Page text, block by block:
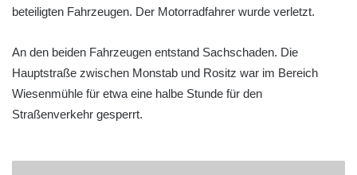
beteiligten Fahrzeugen. Der Motorradfahrer wurde verletzt.
An den beiden Fahrzeugen entstand Sachschaden. Die
Hauptstraße zwischen Monstab und Rositz war im Bereich
Wiesenmühle für etwa eine halbe Stunde für den
Straßenverkehr gesperrt.